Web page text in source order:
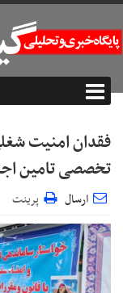
فقدان امنیت
تخصصی تامین
ارسال پرینت